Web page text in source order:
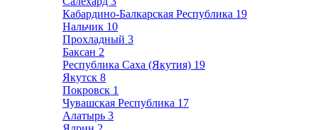
Кабардино-Балкарская Республика 19
Нальчик 10
Прохладный 3
Баксан 2
Республика Саха (Якутия) 19
Якутск 8
Покровск 1
Чувашская Республика 17
Алатырь 3